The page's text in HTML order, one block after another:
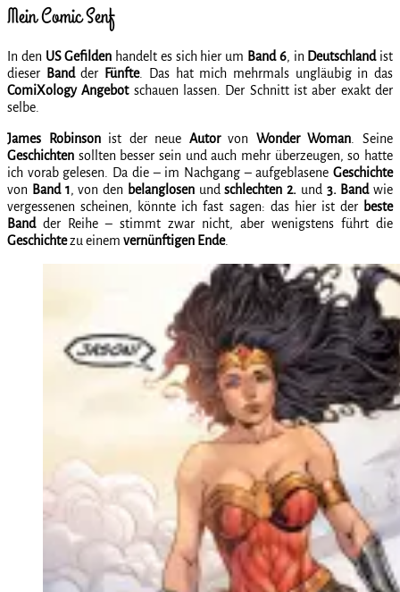
Mein Comic Senf
In den US Gefilden handelt es sich hier um Band 6, in Deutschlandist
dieser
Bandder Fünfte. Das hat mich mehrmals ungläubig in das
ComiXology Angebotschauen lassen. Der Schnitt ist aber exakt der
selbe.
James Robinsonist der neue Autorvon Wonder Woman. Seine
Geschichten sollten besser sein und auch mehr überzeugen, so hatte
ich vorab gelesen. Da die – im Nachgang – aufgeblasene Geschichte
von Band 1, von den belanglosenundschlechten 2. und 3. Bandwie
vergessenen scheinen, könnte ich fast sagen: das hier ist der beste
Bandder Reihe – stimmt zwar nicht, aber wenigstens führt die
Geschichtezu einem vernünftigen Ende.